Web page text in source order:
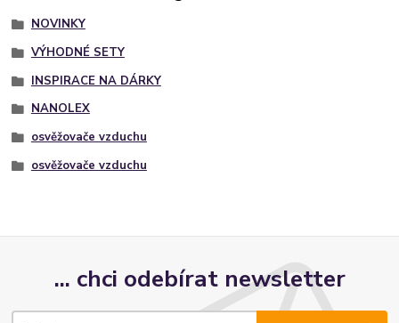
NOVINKY
VÝHODNÉ SETY
INSPIRACE NA DÁRKY
NANOLEX
osvěžovače vzduchu
osvěžovače vzduchu
... chci odebírat newsletter